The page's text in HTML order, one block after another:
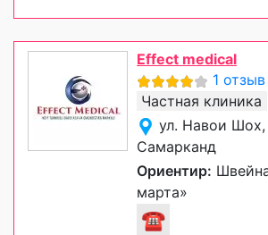
Effect medical
1 отзыв
Частная клиника
ул. Навои Шох,
Самарканд
Ориентир:
марта»
☎